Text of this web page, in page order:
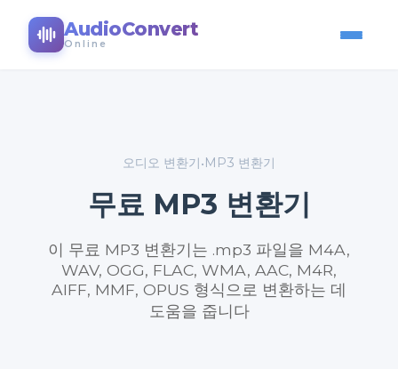
AudioConvert
Online
오디오 변환기• MP3 변환기
무료 MP3 변환기
이 무료 MP3 변환기는 .mp3 파일을 M4A,
WAV, OGG, FLAC, WMA, AAC, M4R,
AIFF, MMF, OPUS 형식으로 변환하는 데
도움을 줍니다